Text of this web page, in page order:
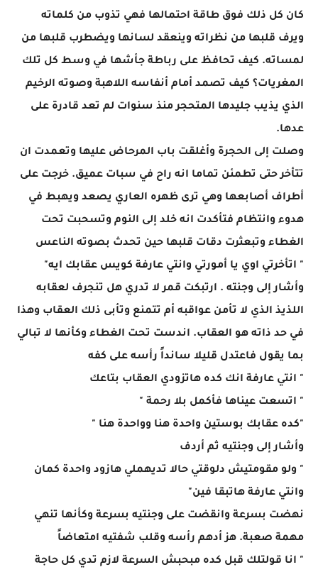
كان كل ذلك فوق طاقة احتمالها فهي تذوب من كلماته
ويرف قلبها من نظراته وينعقد لسانها ويضطرب قلبها من
لمساته. كيف تحافظ على رباطة جأشها في وسط كل تلك
المغريات؟ كيف تصمد أمام أنفاسه اللاهبة وصوته الرخيم
الذي يذيب جليدها المتحجر منذ سنوات لم تعد قادرة على
عدها.
وصلت إلى الحجرة وأغلقت باب المرحاض عليها وتعمدت ان
تتأخر حتى تطمئن تماما انه راح في سبات عميق. خرجت على
أطراف أصابعها وهي ترى ظهره العاري يصعد ويهبط في
هدوء وانتظام فتأكدت انه خلد إلى النوم وتسحبت تحت
الغطاء وتبعثرت دقات قلبها حين تحدث بصوته الناعس
" اتأخرتي اوي يا أمورتي وانتي عارفة كويس عقابك ايه"
وأشار إلى وجنته . ارتبكت قمر لا تدري هل تنجرف لعقابه
اللذيذ الذي لا تأمن عواقبه أم تتمنع وتأبى ذلك العقاب وهذا
في حد ذاته هو العقاب. اندست تحت الغطاء وكأنها لا تبالي
بما يقول فاعتدل قليلا سانداً رأسه على كفه
" انتي عارفة انك كده هاتزودي العقاب بتاعك
" اتسعت عيناها فأكمل بلا رحمة "
"كده عقابك بوستين واحدة هنا وواحدة هنا "
وأشار إلى وجنتيه ثم أردف
" ولو مقومتيش دلوقتي حالا تديهملي هازود واحدة كمان
وانتي عارفة هاتبقا فين"
نهضت بسرعة وانقضت على وجنتيه بسرعة وكأنها تنهي
مهمة صعبة. هز أدهم رأسه وقلب شفتيه امتعاضاً
" انا قولتلك قبل كده مبحبش السرعة لازم تدي كل حاجة